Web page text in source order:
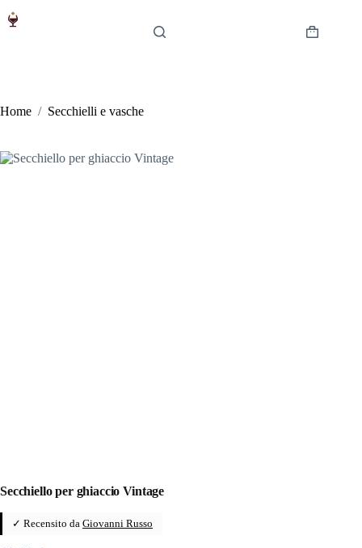
Carrello
Home / Secchielli e vasche
Secchiello per ghiaccio Vintage
✓ Recensito da Giovanni Russo